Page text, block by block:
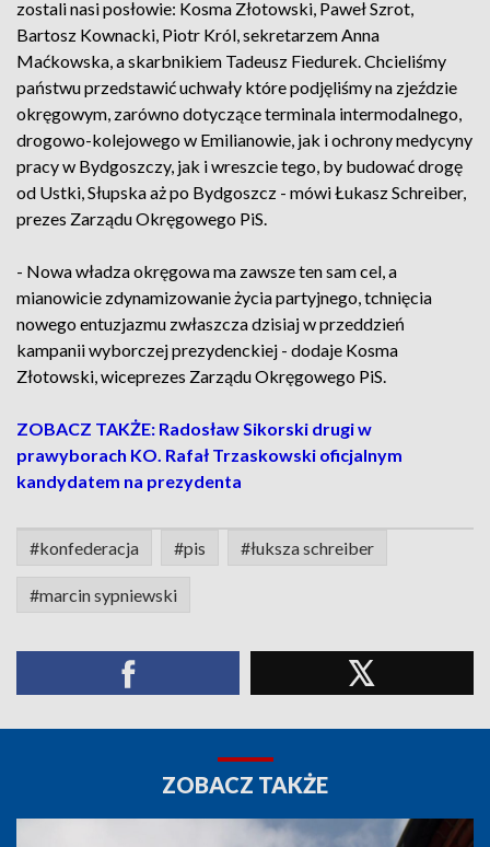
zostali nasi posłowie: Kosma Złotowski, Paweł Szrot,
Bartosz Kownacki, Piotr Król, sekretarzem Anna
Maćkowska, a skarbnikiem Tadeusz Fiedurek. Chcieliśmy
państwu przedstawić uchwały które podjęliśmy na zjeździe
okręgowym, zarówno dotyczące terminala intermodalnego,
drogowo-kolejowego w Emilianowie, jak i ochrony medycyny
pracy w Bydgoszczy, jak i wreszcie tego, by budować drogę
od Ustki, Słupska aż po Bydgoszcz - mówi Łukasz Schreiber,
prezes Zarządu Okręgowego PiS.
- Nowa władza okręgowa ma zawsze ten sam cel, a
mianowicie zdynamizowanie życia partyjnego, tchnięcia
nowego entuzjazmu zwłaszcza dzisiaj w przeddzień
kampanii wyborczej prezydenckiej - dodaje Kosma
Złotowski, wiceprezes Zarządu Okręgowego PiS.
ZOBACZ TAKŻE: Radosław Sikorski drugi w
prawyborach KO. Rafał Trzaskowski oficjalnym
kandydatem na prezydenta
#konfederacja #pis #łuksza schreiber
#marcin sypniewski
ZOBACZ TAKŻE